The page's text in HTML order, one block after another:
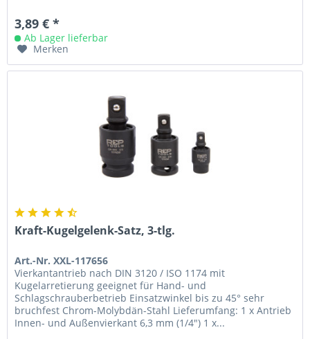
3,89 € *
Ab Lager lieferbar
Merken
Kraft-Kugelgelenk-Satz, 3-tlg.
Art.-Nr. XXL-117656
Vierkantantrieb nach DIN 3120 / ISO 1174 mit
Kugelarretierung geeignet für Hand- und
Schlagschrauberbetrieb Einsatzwinkel bis zu 45° sehr
bruchfest Chrom-Molybdän-Stahl Lieferumfang: 1 x Antrieb
Innen- und Außenvierkant 6,3 mm (1/4") 1 x...